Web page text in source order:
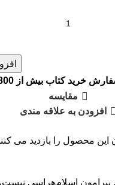
کتاب بیش از 800 هزار تومان
مقایسه
افزودن به علاقه مندی
این محصول را بازدید می
پیرامون اسلام‌هراسی